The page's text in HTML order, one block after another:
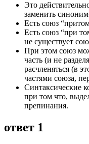
Это
заменить
Есть союз
Есть союз “при
не существует
При этом союз
часть (и не
расчленяться (в
частями союза,
Синтаксические
при том что,
препинания.
ответ 1